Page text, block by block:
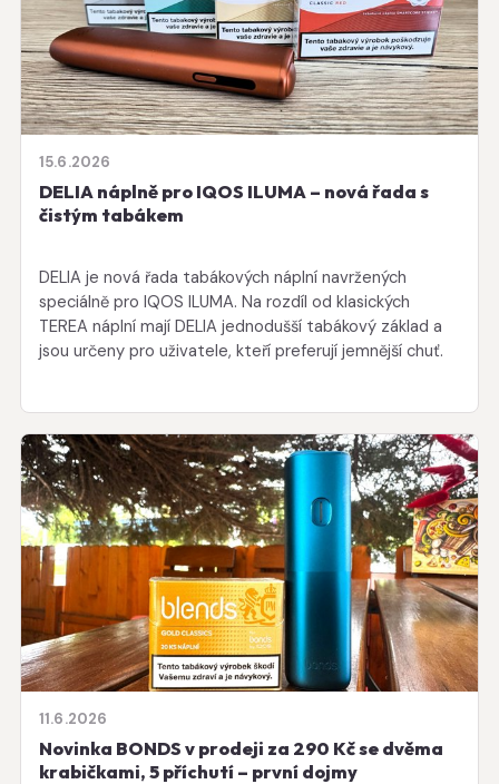
15.6.2026
DELIA náplně pro IQOS ILUMA – nová řada s
čistým tabákem
DELIA je nová řada tabákových náplní navržených
speciálně pro IQOS ILUMA. Na rozdíl od klasických
TEREA náplní mají DELIA jednodušší tabákový základ a
jsou určeny pro uživatele, kteří preferují jemnější chuť.
11.6.2026
Novinka BONDS v prodeji za 290 Kč se dvěma
krabičkami, 5 příchutí – první dojmy